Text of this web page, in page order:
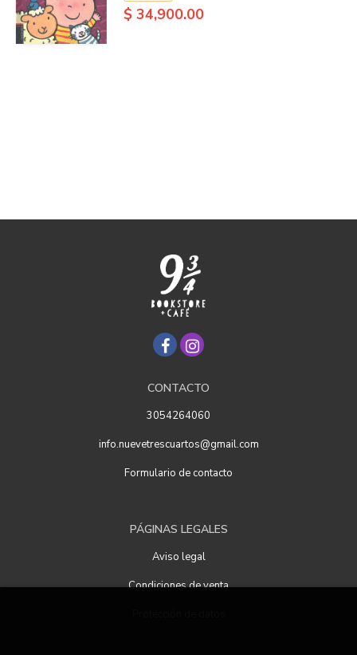
$ 34,900.00
CONTACTO
3054264060
info.nuevetrescuartos@gmail.com
Formulario de contacto
PÁGINAS LEGALES
Aviso legal
Condiciones de venta